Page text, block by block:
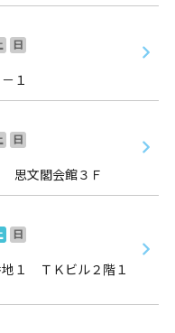
日
１
日
思文閣会館３Ｆ
日
１ ＴＫビル２階１